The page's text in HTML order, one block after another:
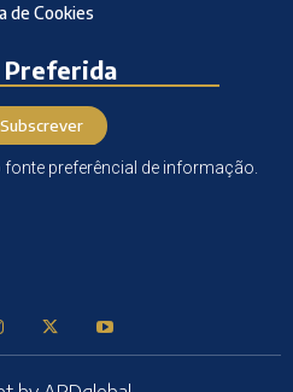
de Cookies
Preferida
Subscrever
preferêncial de informação.